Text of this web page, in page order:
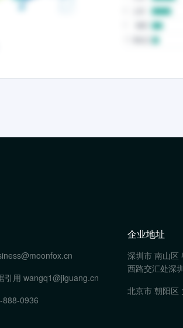
引用 wangq1@jiguang.cn
888-0936
企业地址
深圳市 南山区
西路交汇处深
北京市 朝阳区